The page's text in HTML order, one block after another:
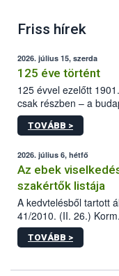
Friss hírek
2026. július 15, szerda
125 éve történt
125 évvel ezelőtt
csak részben – a
állomás a Kis Rókus
tervezett új épületébe.
TOVÁBB >
2026. július 6, hétfő
Az ebek
szakértők listája
A kedvtelésből tartott
41/2010. (II. 26.)
sérülés, illetve ennek
hatósági feladatokat,
vonni az ebek
TOVÁBB >